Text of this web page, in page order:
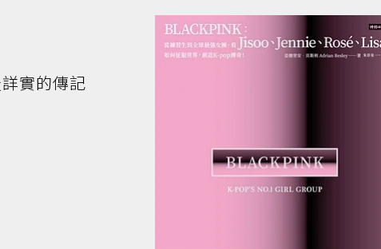
實的傳記